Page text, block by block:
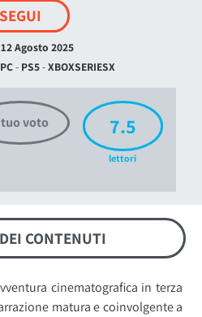
SEGUI
12 Agosto 2025
PC- PS5-XBOXSERIESX
voto 7.5
lettori
CONTENUTI
cinematografica in terza
matura e coinvolgente a